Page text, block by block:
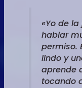
«Yo de
hablar
permiso.
lindo y
aprende
tocando